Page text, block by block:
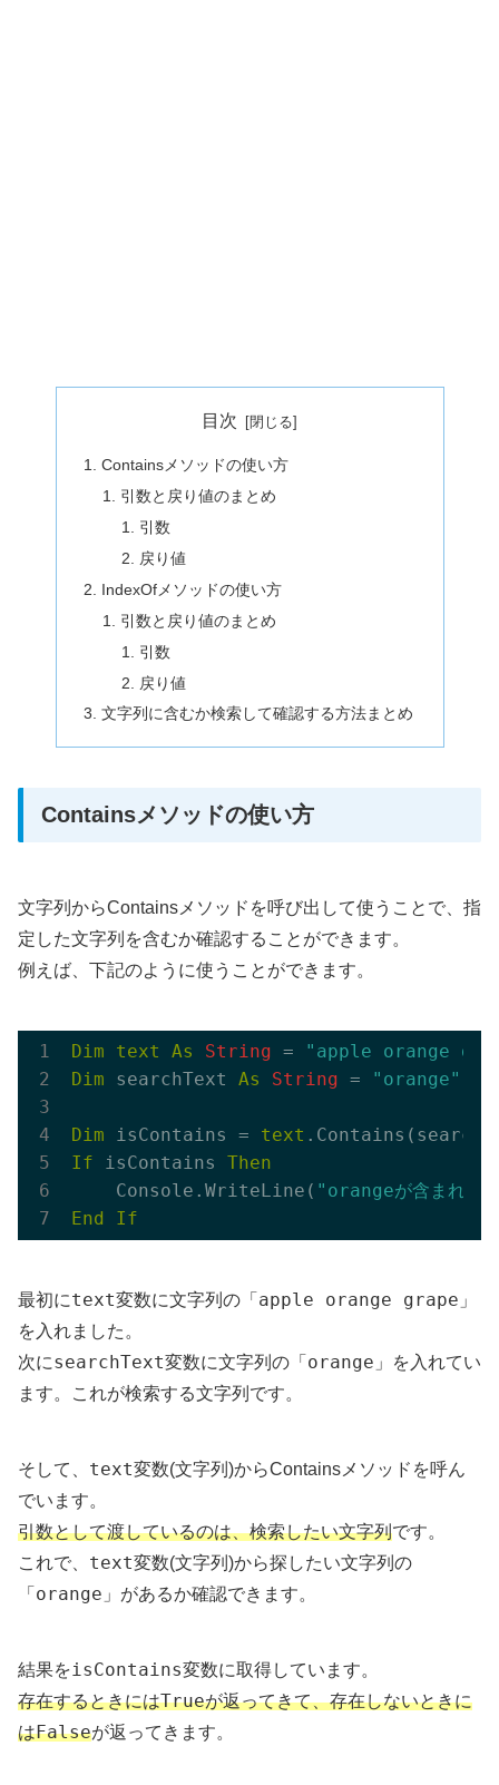
目次
Containsメソッドの使い方
引数と戻り値のまとめ
引数
戻り値
IndexOfメソッドの使い方
引数と戻り値のまとめ
引数
戻り値
文字列に含むか検索して確認する方法まとめ
Containsメソッドの使い方
文字列からContainsメソッドを呼び出して使うことで、指
定した文字列を含むか確認することができます。
例えば、下記のように使うことができます。
Dim text As String =
"apple orange
Dim searchText As String = "orange"
Dim isContains = text
If isContains Then
    Console.WriteLine(
"orangeが含まれて
End
If
最初にtext変数に文字列の「 apple orange grape 」
を入れました。
次にsearchText変数に文字列の「 orange 」を入れてい
ます。これが検索する文字列です。
そして、 text変数(文字列)からContainsメソッドを呼ん
でいます。
引数として渡しているのは、検索したい文字列です。
これで、 text変数(文字列)から探したい文字列の
「 orange 」があるか確認できます。
結果をisContains変数に取得しています。
存在するときにはTrueが返ってきて、存在しないときに
はFalseが返ってきます。